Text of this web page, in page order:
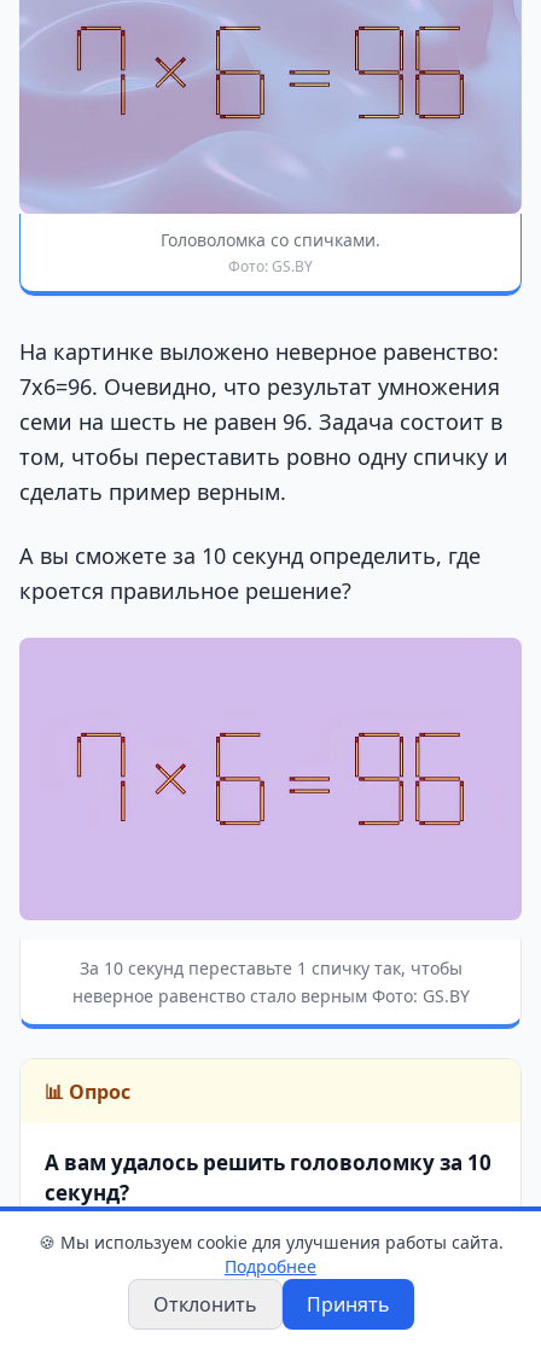
Головоломка со спичками.
Фото: GS.BY
На картинке выложено неверное равенство:
7х6=96. Очевидно, что результат умножения
семи на шесть не равен 96. Задача состоит в
том, чтобы переставить ровно одну спичку и
сделать пример верным.
А вы сможете за 10 секунд определить, где
кроется правильное решение?
За 10 секунд переставьте 1 спичку так, чтобы
неверное равенство стало верным Фото: GS.BY
📊 Опрос
А вам удалось решить головоломку за 10
секунд?
Да, справился быстрее
Уложился ровно в 10 секунд
🍪 Мы используем cookie для улучшения работы сайта.
Подробнее
Отклонить Принять